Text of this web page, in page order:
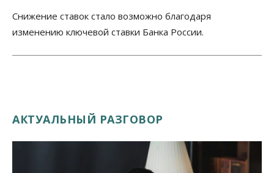
Снижение ставок стало возможно благодаря
изменению ключевой ставки Банка России.
АКТУАЛЬНЫЙ РАЗГОВОР